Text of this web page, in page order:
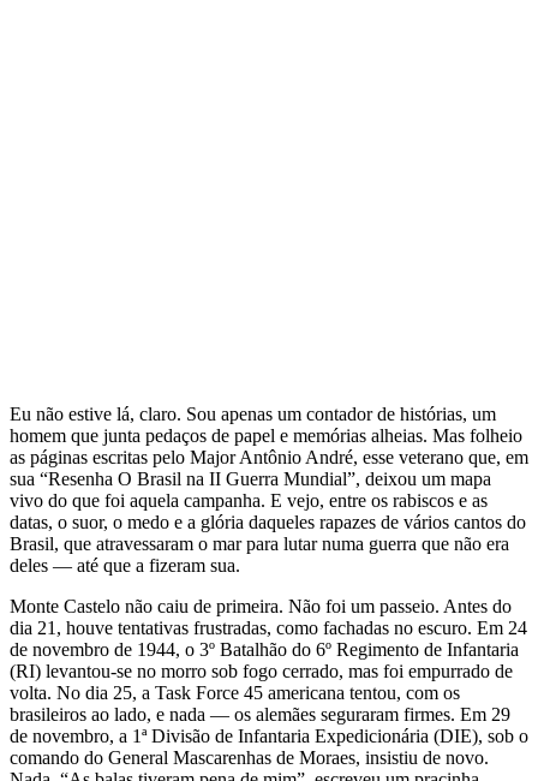
Eu não estive lá, claro. Sou apenas um contador de histórias, um
homem que junta pedaços de papel e memórias alheias. Mas folheio
as páginas escritas pelo Major Antônio André, esse veterano que, em
sua “Resenha O Brasil na II Guerra Mundial”, deixou um mapa
vivo do que foi aquela campanha. E vejo, entre os rabiscos e as
datas, o suor, o medo e a glória daqueles rapazes de vários cantos do
Brasil, que atravessaram o mar para lutar numa guerra que não era
deles — até que a fizeram sua.
Monte Castelo não caiu de primeira. Não foi um passeio. Antes do
dia 21, houve tentativas frustradas, como fachadas no escuro. Em 24
de novembro de 1944, o 3º Batalhão do 6º Regimento de Infantaria
(RI) levantou-se no morro sob fogo cerrado, mas foi empurrado de
volta. No dia 25, a Task Force 45 americana tentou, com os
brasileiros ao lado, e nada — os alemães seguraram firmes. Em 29
de novembro, a 1ª Divisão de Infantaria Expedicionária (DIE), sob o
comando do General Mascarenhas de Moraes, insistiu de novo.